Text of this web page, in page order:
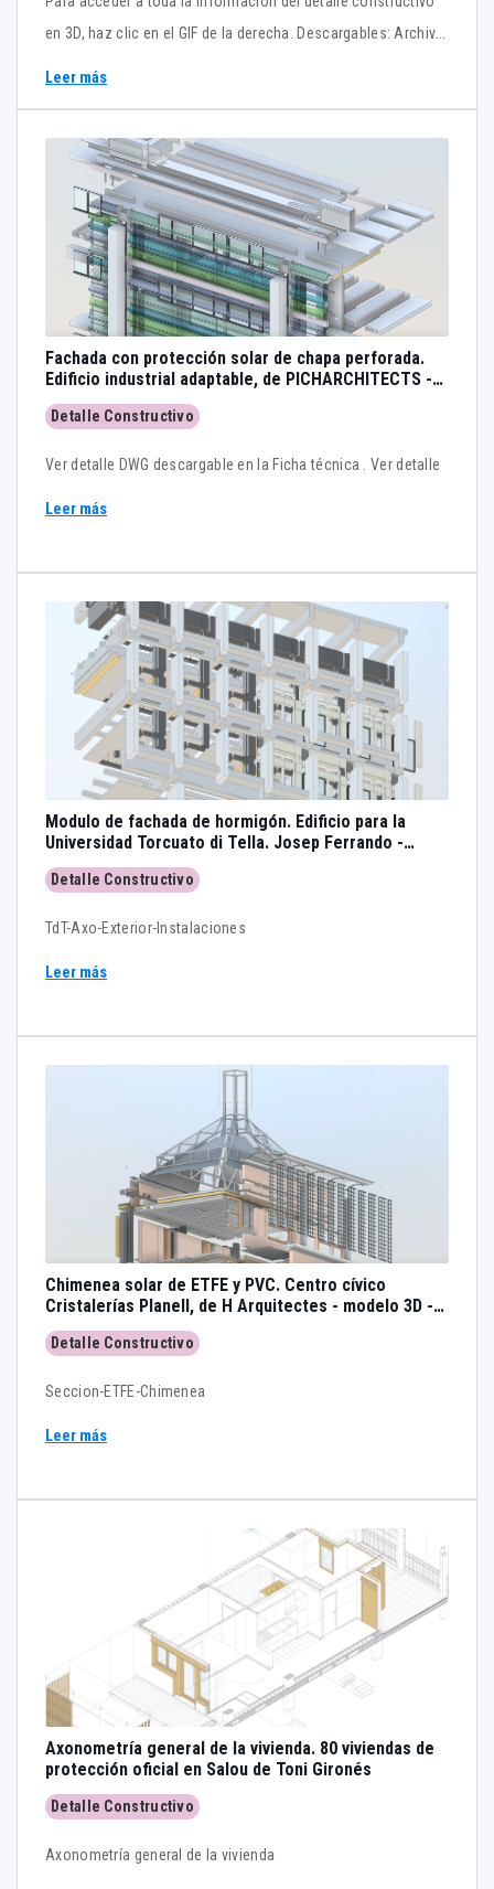
en 3D, haz clic en el GIF de la derecha. Descargables: Archivo
Leer más
Fachada con protección solar de chapa perforada.
Edificio industrial adaptable, de PICHARCHITECTS -
modelo 3D - BIM
Detalle Constructivo
Ver detalle DWG descargable en la Ficha técnica . Ver detalle
Leer más
Modulo de fachada de hormigón. Edificio para la
Universidad Torcuato di Tella. Josep Ferrando -
modelo 3D - BIM
Detalle Constructivo
TdT-Axo-Exterior-Instalaciones
Leer más
Chimenea solar de ETFE y PVC. Centro cívico
Cristalerías Planell, de H Arquitectes - modelo 3D -
BIM
Detalle Constructivo
Seccion-ETFE-Chimenea
Leer más
Axonometría general de la vivienda. 80 viviendas de
protección oficial en Salou de Toni Gironés
Detalle Constructivo
Axonometría general de la vivienda